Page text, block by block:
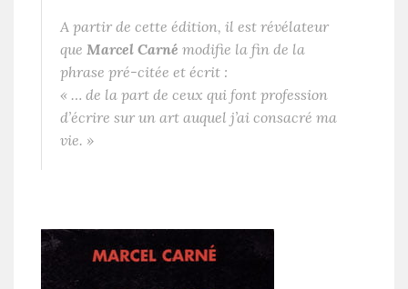
A partir de cette édition, il est révélateur
que Marcel Carné modifie la fin de la
phrase pré-citée et écrit :
« … de la part de ceux qui font profession
d’écrire sur un art auquel j’ai consacré ma
vie. »